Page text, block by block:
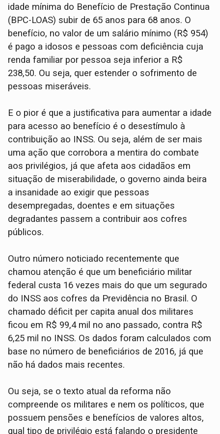
idade mínima do Benefício de Prestação Continua
(BPC-LOAS) subir de 65 anos para 68 anos. O
benefício, no valor de um salário mínimo (R$ 954)
é pago a idosos e pessoas com deficiência cuja
renda familiar por pessoa seja inferior a R$
238,50. Ou seja, quer estender o sofrimento de
pessoas miseráveis.
E o pior é que a justificativa para aumentar a idade
para acesso ao benefício é o desestímulo à
contribuição ao INSS. Ou seja, além de ser mais
uma ação que corrobora a mentira do combate
aos privilégios, já que afeta aos cidadãos em
situação de miserabilidade, o governo ainda beira
a insanidade ao exigir que pessoas
desempregadas, doentes e em situações
degradantes passem a contribuir aos cofres
públicos.
Outro número noticiado recentemente que
chamou atenção é que um beneficiário militar
federal custa 16 vezes mais do que um segurado
do INSS aos cofres da Previdência no Brasil. O
chamado déficit per capita anual dos militares
ficou em R$ 99,4 mil no ano passado, contra R$
6,25 mil no INSS. Os dados foram calculados com
base no número de beneficiários de 2016, já que
não há dados mais recentes.
Ou seja, se o texto atual da reforma não
compreende os militares e nem os políticos, que
possuem pensões e benefícios de valores altos,
qual tipo de privilégio está falando o presidente